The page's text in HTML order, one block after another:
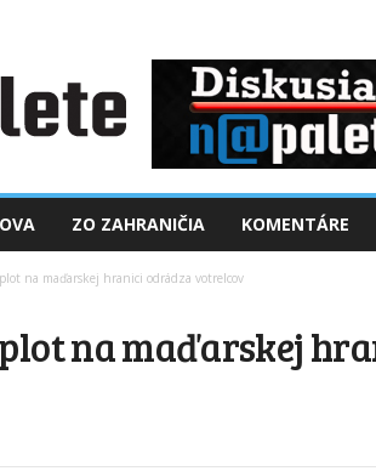
ZO ZAHRANIČIA KOMENTÁRE
na maďarskej hranici odrádza votrelcov
na maďarskej